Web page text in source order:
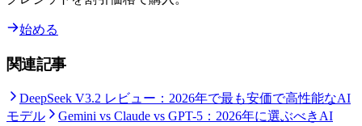
始める
関連記事
DeepSeek V3.2 レビュー：2026年で最も安価で高性能なAI
モデル
Gemini vs Claude vs GPT-5：2026年に選ぶべきAI